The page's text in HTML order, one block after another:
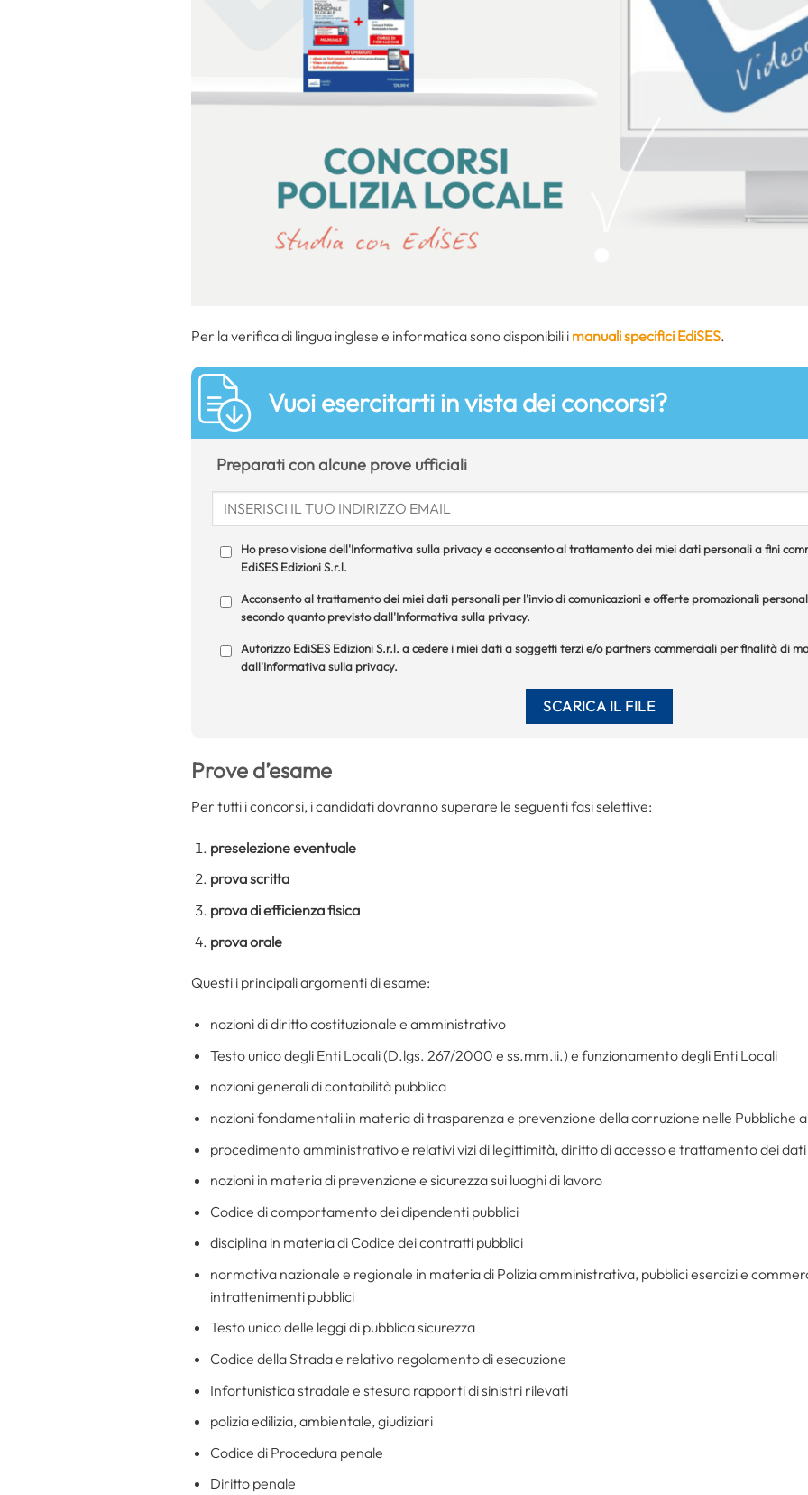
Per la verifica di lingua inglese e informatica sono disponibili i manuali specifici EdiSES.
Vuoi esercitarti in vista dei concorsi?
Preparati con alcune prove ufficiali
Ho preso visione dell'Informativa sulla privacy e acconsento al trattamento dei miei dati personali a fini
EdiSES Edizioni S.r.l.
Acconsento al trattamento dei miei dati personali per l'invio di comunicazioni e offerte promozionali
secondo quanto previsto dall'Informativa sulla privacy.
Autorizzo EdiSES Edizioni S.r.l. a cedere i miei dati a soggetti terzi e/o partners commerciali per finalità di
dall'Informativa sulla privacy.
Prove d’esame
Per tutti i concorsi, i candidati dovranno superare le seguenti fasi selettive:
preselezione eventuale
prova scritta
prova di efficienza fisica
prova orale
Questi i principali argomenti di esame:
nozioni di diritto costituzionale e amministrativo
Testo unico degli Enti Locali (D.lgs. 267/2000 e ss.mm.ii.) e funzionamento degli Enti Locali
nozioni generali di contabilità pubblica
nozioni fondamentali in materia di trasparenza e prevenzione della corruzione nelle Pubbliche
procedimento amministrativo e relativi vizi di legittimità, diritto di accesso e trattamento dei
nozioni in materia di prevenzione e sicurezza sui luoghi di lavoro
Codice di comportamento dei dipendenti pubblici
disciplina in materia di Codice dei contratti pubblici
normativa nazionale e regionale in materia di Polizia amministrativa, pubblici esercizi e
intrattenimenti pubblici
Testo unico delle leggi di pubblica sicurezza
Codice della Strada e relativo regolamento di esecuzione
Infortunistica stradale e stesura rapporti di sinistri rilevati
polizia edilizia, ambientale, giudiziari
Codice di Procedura penale
Diritto penale